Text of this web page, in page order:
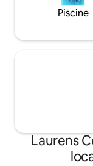
Piscine
Laurens